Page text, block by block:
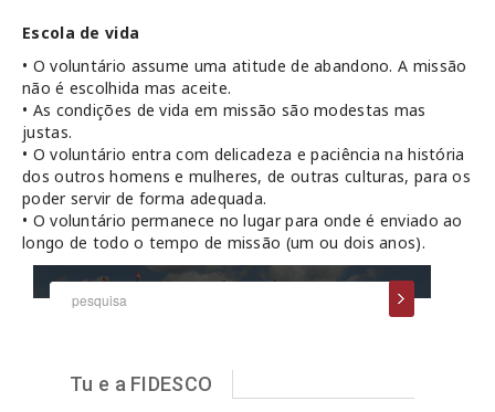
Escola de vida
• O voluntário assume uma atitude de abandono. A missão
não é escolhida mas aceite.
• As condições de vida em missão são modestas mas
justas.
• O voluntário entra com delicadeza e paciência na história
dos outros homens e mulheres, de outras culturas, para os
poder servir de forma adequada.
• O voluntário permanece no lugar para onde é enviado ao
longo de todo o tempo de missão (um ou dois anos).
Tu e a FIDESCO